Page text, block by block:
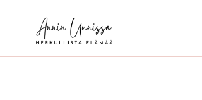
sisältöön